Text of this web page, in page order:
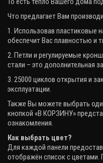
Что предлагает Вам
1. Использовав пластиковые
обеспечит Вас плавностью и
2. Петли и регулируемые
стали – это дополнительная
3. 25000 циклов открытия и
эксплуатации.
Также Вы можете выбрать
кнопкой «В КОРЗИНУ»
ознакомления.
Как выбрать цвет?
Для каждой панели
отображён список с цветами.